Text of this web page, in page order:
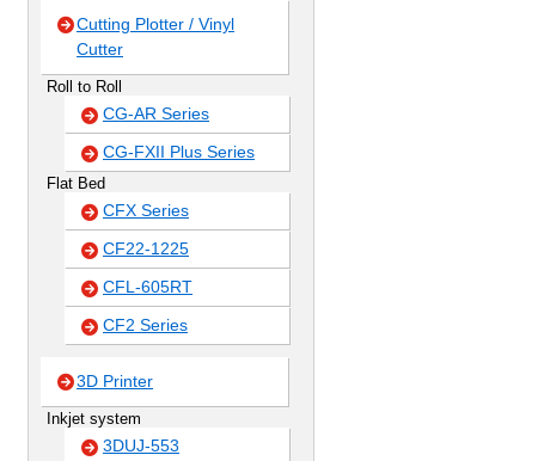
Cutting Plotter / Vinyl
Cutter
Roll to Roll
CG-AR Series
CG-FXII Plus Series
Flat Bed
CFX Series
CF22-1225
CFL-605RT
CF2 Series
3D Printer
Inkjet system
3DUJ-553